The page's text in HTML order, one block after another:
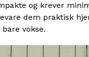
og krever
dem praktisk
vokse.